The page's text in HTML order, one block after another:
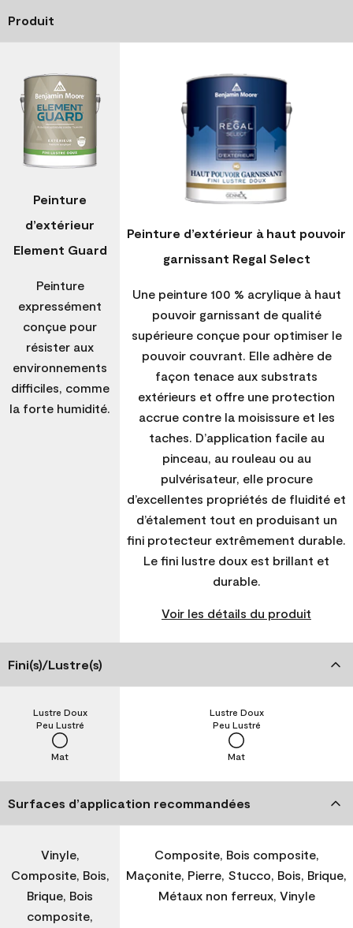
Produit
Peinture
d’extérieur
Element Guard
Peinture
expressément
conçue pour
résister aux
environnements
difficiles, comme
la forte humidité.
Peinture d’extérieur à haut pouvoir
garnissant Regal Select
Une peinture 100 % acrylique à haut
pouvoir garnissant de qualité
supérieure conçue pour optimiser le
pouvoir couvrant. Elle adhère de
façon tenace aux substrats
extérieurs et offre une protection
accrue contre la moisissure et les
taches. D’application facile au
pinceau, au rouleau ou au
pulvérisateur, elle procure
d’excellentes propriétés de fluidité et
d’étalement tout en produisant un
fini protecteur extrêmement durable.
Le fini lustre doux est brillant et
durable.
Voir les détails du produit
Fini(s)/Lustre(s)
Mat
Peu Lustré
Lustre Doux
Mat
Peu Lustré
Lustre Doux
Surfaces d’application recommandées
Vinyle,
Composite, Bois,
Brique, Bois
composite,
Composite, Bois composite,
Maçonite, Pierre, Stucco, Bois, Brique,
Métaux non ferreux, Vinyle